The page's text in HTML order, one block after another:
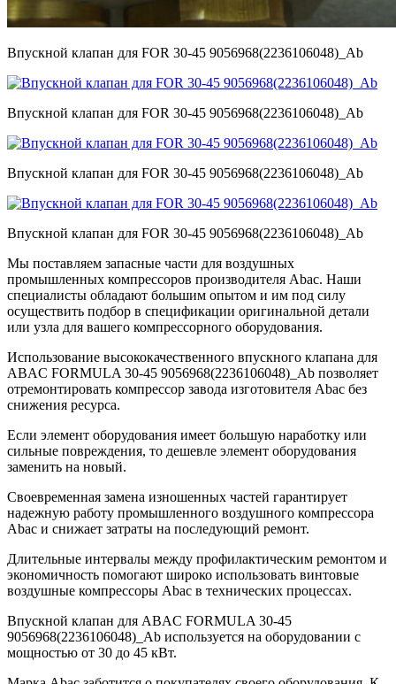
Впускной клапан для FOR 30-45 9056968(2236106048)_Ab
Впускной клапан для FOR 30-45 9056968(2236106048)_Ab
Впускной клапан для FOR 30-45 9056968(2236106048)_Ab
Впускной клапан для FOR 30-45 9056968(2236106048)_Ab
Мы поставляем запасные части для воздушных
промышленных компрессоров производителя Abac. Наши
специалисты обладают большим опытом и им под силу
осуществить подбор в спецификации оригинальной детали
или узла для вашего компрессорного оборудования.
Использование высококачественного впускного клапана для
ABAC FORMULA 30-45 9056968(2236106048)_Ab позволяет
отремонтировать компрессор завода изготовителя Abac без
снижения ресурса.
Если элемент оборудования имеет большую наработку или
сильные повреждения, то дешевле элемент оборудования
заменить на новый.
Своевременная замена изношенных частей гарантирует
надежную работу промышленного воздушного компрессора
Abac и снижает затраты на последующий ремонт.
Длительные интервалы между профилактическим ремонтом и
экономичность помогают широко использовать винтовые
воздушные компрессоры Abac в технических процессах.
Впускной клапан для ABAC FORMULA 30-45
9056968(2236106048)_Ab используется на оборудовании с
мощностью от 30 до 45 кВт.